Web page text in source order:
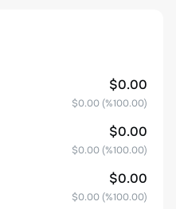
$0.00
$0.00 (%100.00)
$0.00
$0.00 (%100.00)
$0.00
$0.00 (%100.00)